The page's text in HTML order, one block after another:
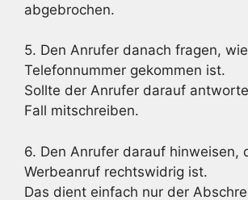
abgebrochen.
5. Den Anrufer danach fragen,
Telefonnummer gekommen ist.
Sollte der Anrufer darauf
Fall mitschreiben.
6. Den Anrufer darauf hinweisen,
Werbeanruf rechtswidrig ist.
Das dient einfach nur der